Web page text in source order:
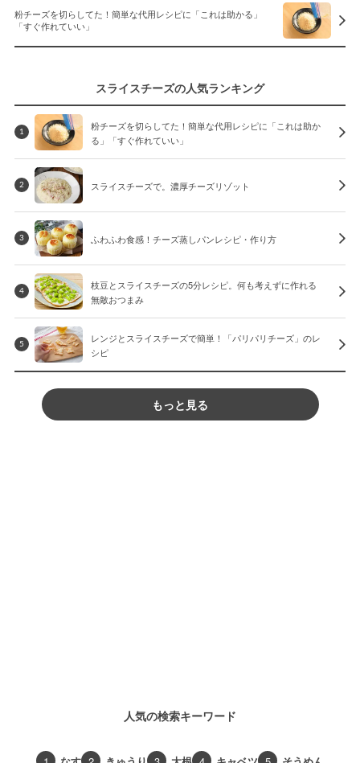
粉チーズを切らしてた！簡単な代用レシピに「これは助かる」
「すぐ作れていい」
スライスチーズの人気ランキング
1
粉チーズを切らしてた！簡単な代用レシピに「これは助か
る」「すぐ作れていい」
2 スライスチーズで。濃厚チーズリゾット
3 ふわふわ食感！チーズ蒸しパンレシピ・作り方
4
枝豆とスライスチーズの5分レシピ。何も考えずに作れる
無敵おつまみ
5
レンジとスライスチーズで簡単！「パリパリチーズ」のレ
シピ
もっと見る
人気の検索キーワード